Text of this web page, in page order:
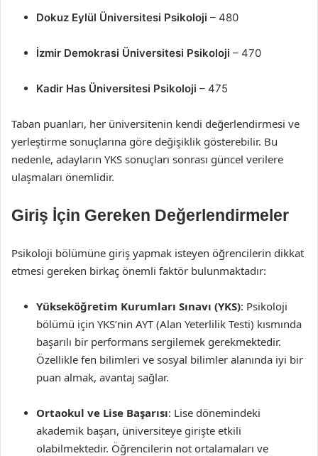
Dokuz Eylül Üniversitesi Psikoloji – 480
İzmir Demokrasi Üniversitesi Psikoloji – 470
Kadir Has Üniversitesi Psikoloji – 475
Taban puanları, her üniversitenin kendi değerlendirmesi ve
yerleştirme sonuçlarına göre değişiklik gösterebilir. Bu
nedenle, adayların YKS sonuçları sonrası güncel verilere
ulaşmaları önemlidir.
Giriş İçin Gereken Değerlendirmeler
Psikoloji bölümüne giriş yapmak isteyen öğrencilerin dikkat
etmesi gereken birkaç önemli faktör bulunmaktadır:
Yükseköğretim Kurumları Sınavı (YKS): Psikoloji
bölümü için YKS’nin AYT (Alan Yeterlilik Testi) kısmında
başarılı bir performans sergilemek gerekmektedir.
Özellikle fen bilimleri ve sosyal bilimler alanında iyi bir
puan almak, avantaj sağlar.
Ortaokul ve Lise Başarısı: Lise dönemindeki
akademik başarı, üniversiteye girişte etkili
olabilmektedir. Öğrencilerin not ortalamaları ve